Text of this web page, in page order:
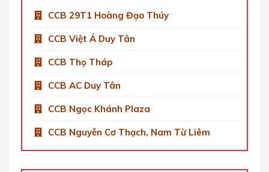
CCB 29T1 Hoàng Đạo Thúy
CCB Việt Á Duy Tân
CCB Thọ Tháp
CCB AC Duy Tân
CCB Ngọc Khánh Plaza
CCB Nguyễn Cơ Thạch, Nam Từ Liêm